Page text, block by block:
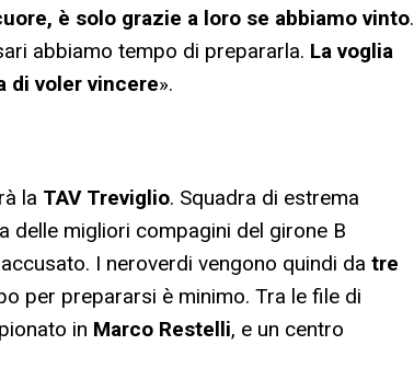
è solo grazie a loro se abbiamo vinto.
abbiamo tempo di prepararla. La voglia
di voler vincere».
la TAV Treviglio. Squadra di estrema
delle migliori compagini del girone B
accusato. I neroverdi vengono quindi da tre
per prepararsi è minimo. Tra le file di
in Marco Restelli, e un centro